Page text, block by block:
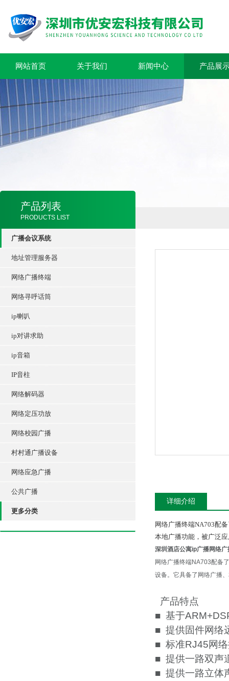
网站首页 关于我们 新闻中心 产品展
产品列表
PRODUCTS LIST
广播会议系统
地址管理服务器
网络广播终端
网络寻呼话筒
ip喇叭
ip对讲求助
ip音箱
IP音柱
网络解码器
网络定压功放
网络校园广播
村村通广播设备
网络应急广播
公共广播
更多分类
详细介绍
网络广播终端NA703配
本地广播功能，被广泛
深圳酒店公寓ip广播网络
网络广播终端NA703配备
设备。它具备了网络广播
产品特点
■ 基于
■ 提供固件网络
■ 标准RJ45网
■ 提供一路双声
■ 提供一路立体